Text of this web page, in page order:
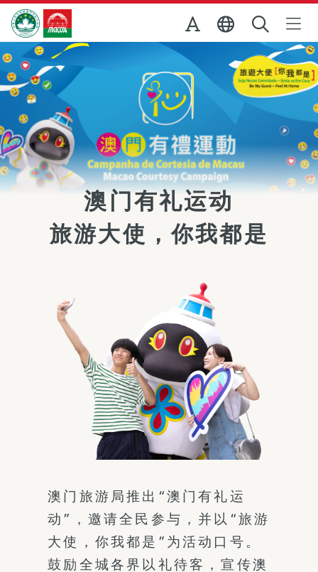
跳至主内容
澳门特别行政区政府旅游局
澳门有礼运动
旅游大使，你我都是
澳门旅游局推出“澳门有礼运
动”，邀请全民参与，并以“旅游
大使，你我都是”为活动口号。
鼓励全城各界以礼待客，宣传澳